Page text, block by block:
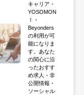
キャリア・
YOSOMON
！・
Beyonders
の利用が可
能になりま
す。あなた
の関心に沿
ったおすす
め求人・非
公開情報・
ソーシャル